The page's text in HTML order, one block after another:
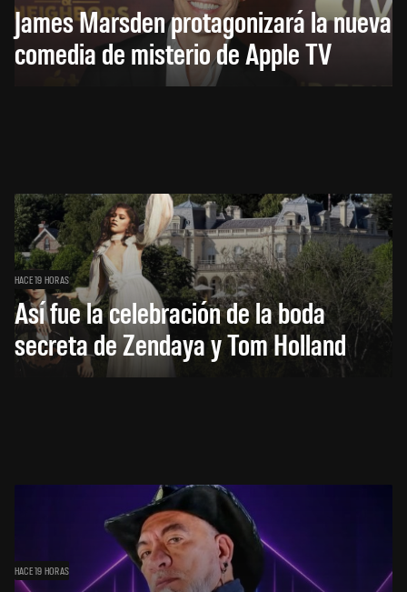
James Marsden protagonizará la nueva
comedia de misterio de Apple TV
HACE 19 HORAS
Así fue la celebración de la boda
secreta de Zendaya y Tom Holland
HACE 19 HORAS